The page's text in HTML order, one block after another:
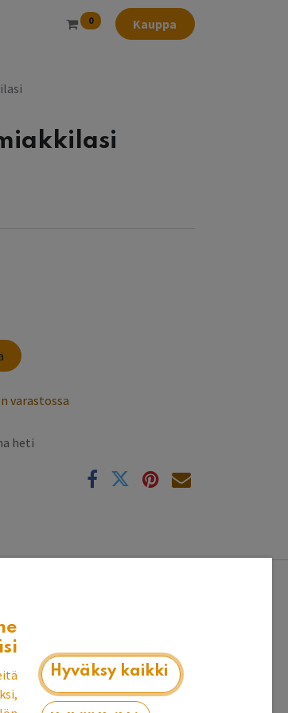
0 Kauppa
varastossa
heti
väliseinä; pariovien takana
Hyväksy kaikki